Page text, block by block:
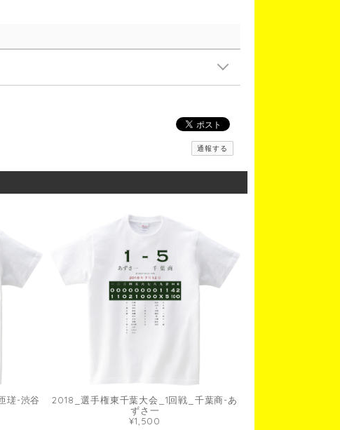
通報する
瑳-渋谷
2018_選手権東千葉大会_1回戦_千葉商-あ
ずさ一
¥1,500